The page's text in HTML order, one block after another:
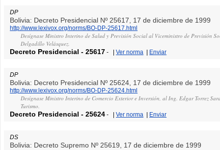
DP
Bolivia: Decreto Presidencial Nº 25617, 17 de diciembre de 1999
http://www.lexivox.org/norms/BO-DP-25617.html
Desígnase Ministro Interino de Salud y Previsión Social al Viceministro de Previsión
Delgadillo Velásquez.
Decreto Presidencial -25617 - |Ver norma | Enviar
DP
Bolivia: Decreto Presidencial Nº 25624, 17 de diciembre de 1999
http://www.lexivox.org/norms/BO-DP-25624.html
Desígnase Ministro Interino de Comercio Exterior e Inversión, al Ing. Edgar Torrez
Turismo.
Decreto Presidencial -25624 - |Ver norma | Enviar
DS
Bolivia: Decreto Supremo Nº 25619, 17 de diciembre de 1999